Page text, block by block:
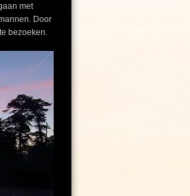
met
Door
bezoeken.